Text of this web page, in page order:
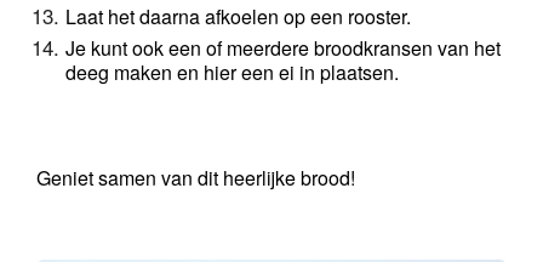
Laat het daarna afkoelen op een rooster.
Je kunt ook een of meerdere broodkransen van het
deeg maken en hier een ei in plaatsen.
Geniet samen van dit heerlijke brood!